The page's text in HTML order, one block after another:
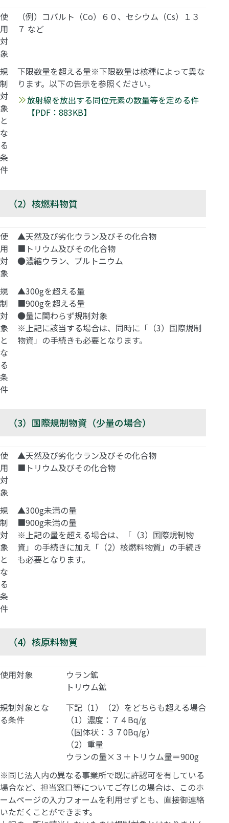
使
用
対
象
（例）コバルト（Co）６０、セシウム（Cs）１３
７ など
規
制
対
象
と
な
る
条
件
下限数量を超える量※下限数量は核種によって異な
ります。以下の告示を参照ください。
放射線を放出する同位元素の数量等を定める件
【PDF：883KB】
（2）核燃料物質
使
用
対
象
▲天然及び劣化ウラン及びその化合物
■トリウム及びその化合物
●濃縮ウラン、プルトニウム
規
制
対
象
と
な
る
条
件
▲300gを超える量
■900gを超える量
●量に関わらず規制対象
※上記に該当する場合は、同時に「（3）国際規制
物資」の手続きも必要となります。
（3）国際規制物資（少量の場合）
使
用
対
象
▲天然及び劣化ウラン及びその化合物
■トリウム及びその化合物
規
制
対
象
と
な
る
条
件
▲300g未満の量
■900g未満の量
※上記の量を超える場合は、「（3）国際規制物
資」の手続きに加え「（2）核燃料物質」の手続き
も必要となります。
（4）核原料物質
使用対象
ウラン鉱
トリウム鉱
規制対象とな
る条件
下記（1）（2）をどちらも超える場合
（1）濃度：７４Bq/g
（固体状：３７0Bq/g）
（2）重量
ウランの量×３＋トリウム量＝900g
※同じ法人内の異なる事業所で既に許認可を有している
場合など、担当窓口等についてご存じの場合は、このホ
ームページの入力フォームを利用せずとも、直接御連絡
いただくことができます。